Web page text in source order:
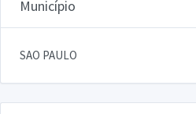
Município
SAO PAULO